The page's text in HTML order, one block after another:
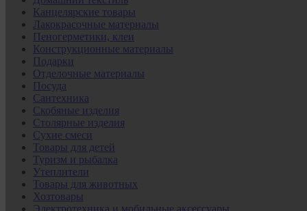
Канцелярские товары
Лакокрасочные материалы
Пеногерметики, клеи
Конструкционные материалы
Подарки
Отделочные материалы
Посуда
Сантехника
Скобяные изделия
Столярные изделия
Сухие смеси
Товары для детей
Туризм и рыбалка
Утеплители
Товары для животных
Хозтовары
Электротехника и мобильные аксессуары